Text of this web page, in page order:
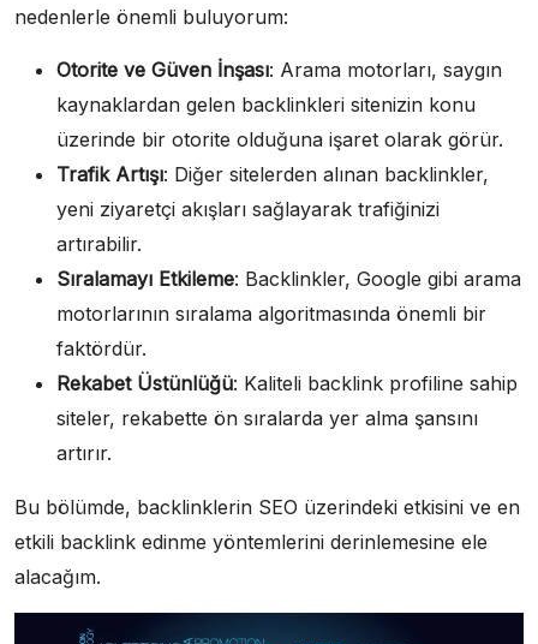
nedenlerle önemli buluyorum:
Otorite ve Güven İnşası: Arama motorları, saygın
kaynaklardan gelen backlinkleri sitenizin konu
üzerinde bir otorite olduğuna işaret olarak görür.
Trafik Artışı: Diğer sitelerden alınan backlinkler,
yeni ziyaretçi akışları sağlayarak trafiğinizi
artırabilir.
Sıralamayı Etkileme: Backlinkler, Google gibi arama
motorlarının sıralama algoritmasında önemli bir
faktördür.
Rekabet Üstünlüğü: Kaliteli backlink profiline sahip
siteler, rekabette ön sıralarda yer alma şansını
artırır.
Bu bölümde, backlinklerin SEO üzerindeki etkisini ve en
etkili backlink edinme yöntemlerini derinlemesine ele
alacağım.